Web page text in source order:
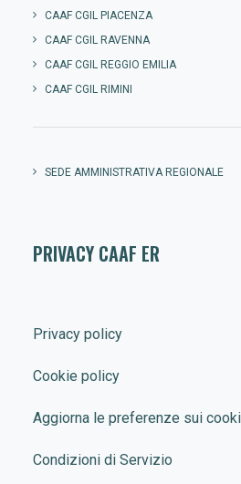
CAAF CGIL PIACENZA
CAAF CGIL RAVENNA
CAAF CGIL REGGIO EMILIA
CAAF CGIL RIMINI
SEDE AMMINISTRATIVA REGIONALE
PRIVACY CAAF ER
Privacy policy
Cookie policy
Aggiorna le preferenze sui
Condizioni di Servizio